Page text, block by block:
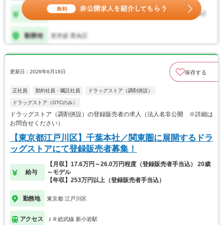
更新日：2026年6月18日 保存する
正社員 契約社員・嘱託社員 ドラッグストア（調剤併設）
ドラッグストア（OTCのみ）
ドラッグストア（調剤併設）の登録販売者の求人（法人名非公開 ※詳細は
お問合せください）
【東京都江戸川区】千葉本社／関東圏に展開するドラ
ッグストアにて登録販売者募集！
給与
【月収】17.6万円～26.0万円程度（登録販売者手当込） 20歳
～モデル
【年収】253万円以上（登録販売者手当込）
勤務地 東京都 江戸川区
アクセス ＪＲ総武線 新小岩駅